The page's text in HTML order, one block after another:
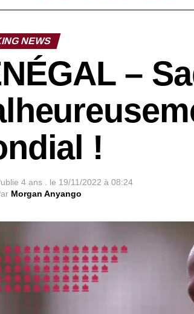
NEWS
–
!
4 ans . le 19/11/2022 à 08:24
Morgan Anyango